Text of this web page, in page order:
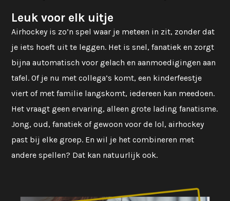
Leuk voor elk uitje
Airhockey is zo’n spel waar je meteen in zit, zonder dat
je iets hoeft uit te leggen. Het is snel, fanatiek en zorgt
bijna automatisch voor gelach en aanmoedigingen aan
tafel. Of je nu met collega’s komt, een kinderfeestje
viert of met familie langskomt, iedereen kan meedoen.
Het vraagt geen ervaring, alleen grote lading fanatisme.
Jong, oud, fanatiek of gewoon voor de lol, airhockey
past bij elke groep. En wil je het combineren met
andere spellen? Dat kan natuurlijk ook.